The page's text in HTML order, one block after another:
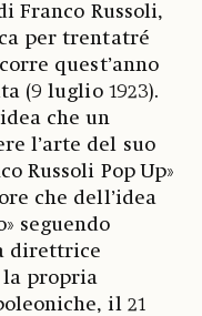
Franco Russoli,
per trentatré
quest’anno
(9 luglio 1923).
che un
l’arte del suo
Russoli Pop Up»
che dell’idea
seguendo
direttrice
la propria
il 21